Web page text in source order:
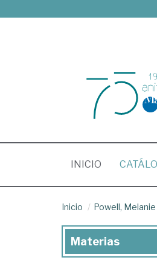
INICIO (CURRENT)
Inicio Powell, Melanie
Materias